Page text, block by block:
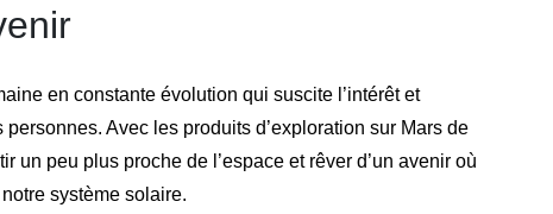
en constante évolution qui suscite l’intérêt et
personnes. Avec les produits d’exploration sur Mars de
un peu plus proche de l’espace et rêver d’un avenir où
système solaire.